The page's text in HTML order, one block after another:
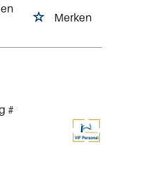
Merken
#